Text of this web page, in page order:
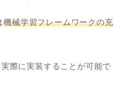
機械学習フレームワークの充
際に実装することが可能で